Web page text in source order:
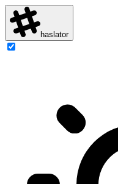
haslator